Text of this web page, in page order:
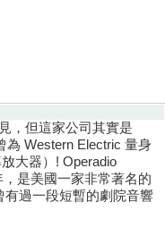
，但這家公司其實是
為 Western Electric 量身
大器）! Operadio
是美國一家非常著名的
有過一段短暫的劇院音響